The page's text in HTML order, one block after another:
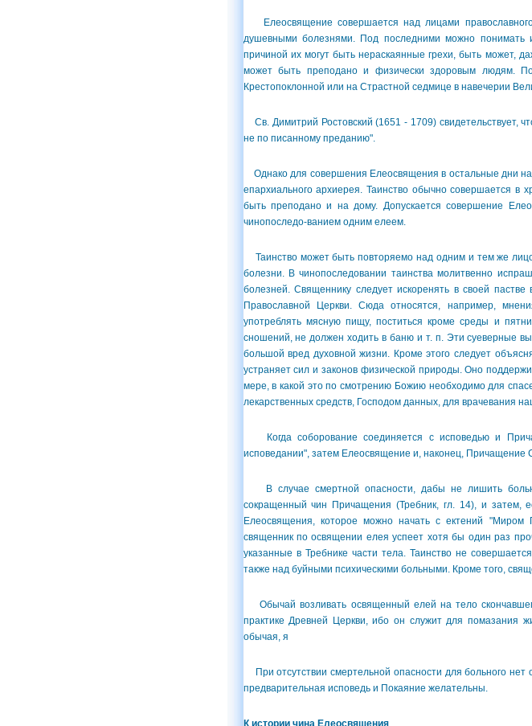
Елеосвящение совершается над лицами
душевными болезнями. Под последними можно понимать
причиной их могут быть нераскаянные грехи, быть может,
может быть преподано и физически здоровым людям.
Крестопоклонной или на Страстной седмице в навечерии
Св. Димитрий Ростовский (1651 - 1709) свидетельствует,
не по писанному преданию".
Однако для совершения Елеосвящения в остальные дни
епархиального архиерея. Таинство обычно совершается в
быть преподано и на дому. Допускается совершение
чинопоследо-ванием одним елеем.
Таинство может быть повторяемо над одним и тем же
болезни. В чинопоследовании таинства молитвенно
болезней. Священнику следует искоренять в своей
Православной Церкви. Сюда относятся, например,
употреблять мясную пищу, поститься кроме среды и
сношений, не должен ходить в баню и т. п. Эти суеверные
большой вред духовной жизни. Кроме этого следует
устраняет сил и законов физической природы. Оно
мере, в какой это по смотрению Божию необходимо для
лекарственных средств, Господом данных, для врачевания
Когда соборование соединяется с исповедью и
исповедании", затем Елеосвящение и, наконец, Причащение
В случае смертной опасности, дабы не лишить
сокращенный чин Причащения (Требник, гл. 14), и затем,
Елеосвящения, которое можно начать с ектений "Миром
священник по освящении елея успеет хотя бы один раз
указанные в Требнике части тела. Таинство не
также над буйными психическими больными. Кроме того,
Обычай возливать освященный елей на тело
практике Древней Церкви, ибо он служит для помазания
обычая, я
При отсутствии смертельной опасности для больного
предварительная исповедь и Покаяние желательны.
К истории чина Елеосвящения